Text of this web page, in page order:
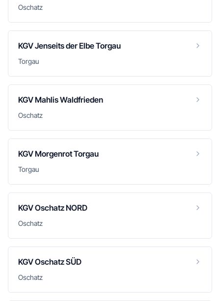
Oschatz
KGV Jenseits der Elbe Torgau
Torgau
KGV Mahlis Waldfrieden
Oschatz
KGV Morgenrot Torgau
Torgau
KGV Oschatz NORD
Oschatz
KGV Oschatz SÜD
Oschatz